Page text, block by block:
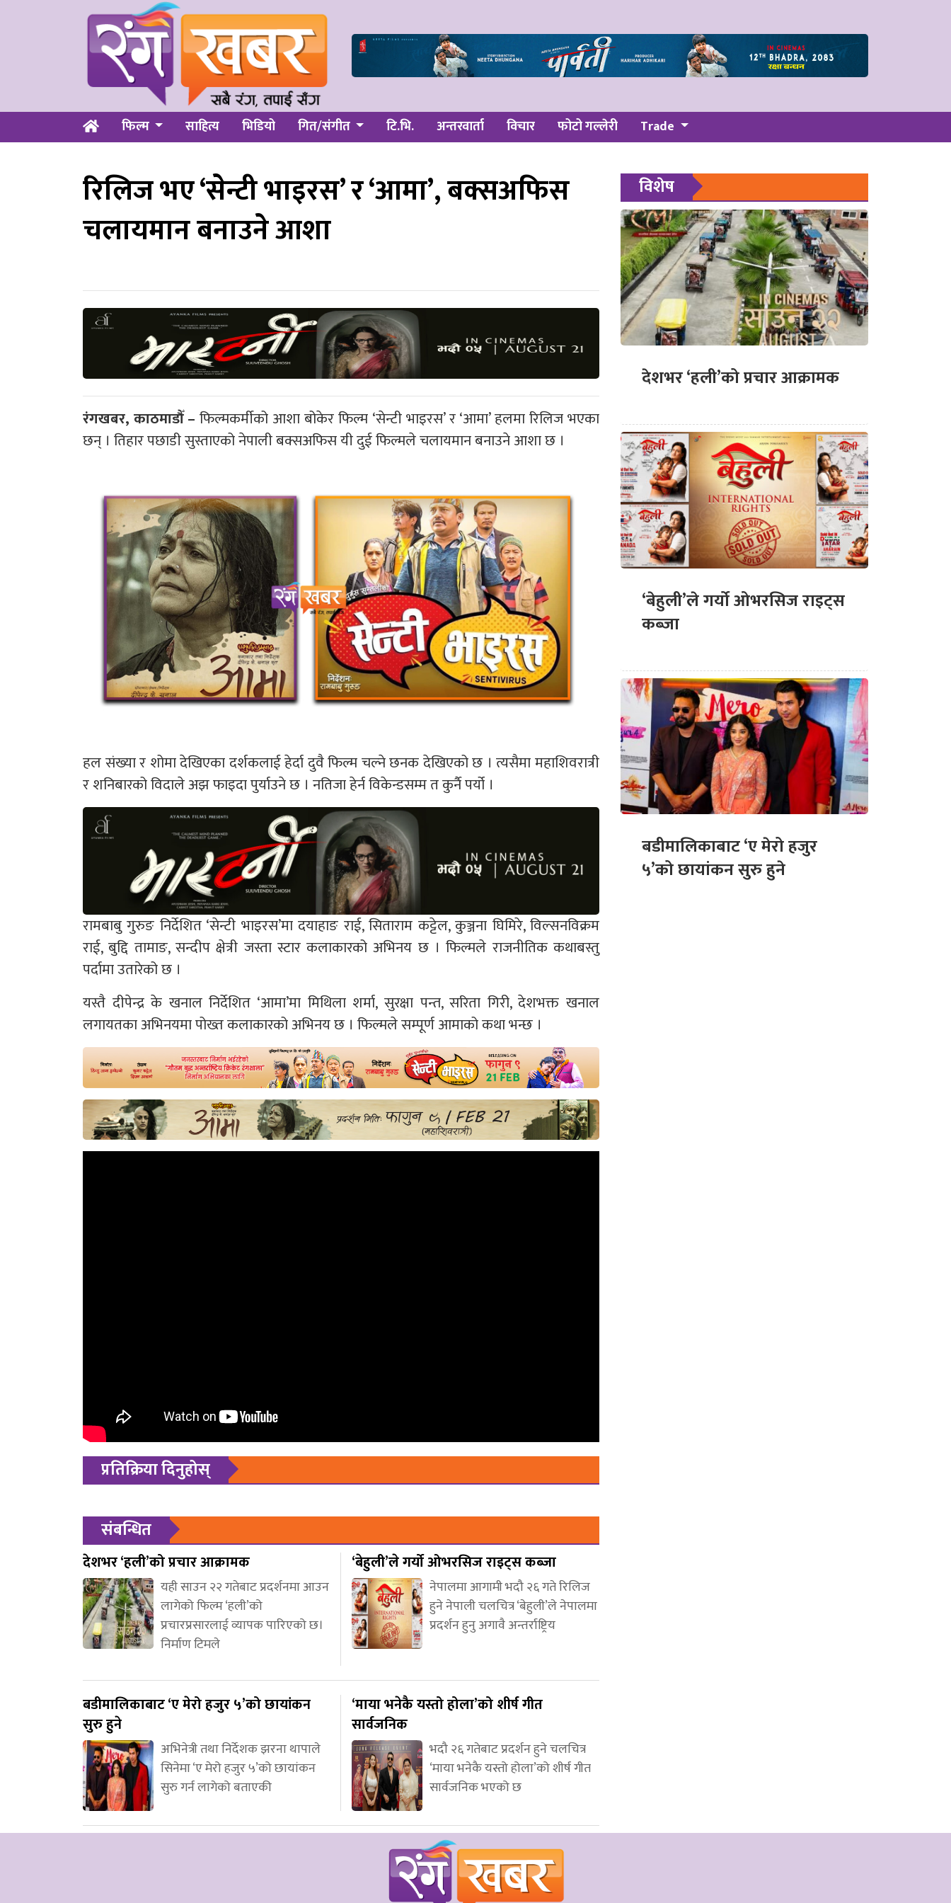
फिल्म साहित्य भिडियो गित/संगीत टि.भि. अन्तरवार्ता विचार फोटो गल्लेरी Trade
रिलिज भए ‘सेन्टी भाइरस’ र ‘आमा’, बक्सअफिस
चलायमान बनाउने आशा
रंगखबर, काठमाडौँ – फिल्मकर्मीको आशा बोकेर फिल्म ‘सेन्टी भाइरस’ र ‘आमा’ हलमा रिलिज भएका
छन् । तिहार पछाडी सुस्ताएको नेपाली बक्सअफिस यी दुई फिल्मले चलायमान बनाउने आशा छ ।
हल संख्या र शोमा देखिएका दर्शकलाई हेर्दा दुवै फिल्म चल्ने छनक देखिएको छ । त्यसैमा महाशिवरात्री
र शनिबारको विदाले अझ फाइदा पुर्याउने छ । नतिजा हेर्न विकेन्डसम्म त कुर्नै पर्यो ।
रामबाबु गुरुङ निर्देशित ‘सेन्टी भाइरस’मा दयाहाङ राई, सिताराम कट्टेल, कुञ्जना घिमिरे, विल्सनविक्रम
राई, बुद्दि तामाङ, सन्दीप क्षेत्री जस्ता स्टार कलाकारको अभिनय छ । फिल्मले राजनीतिक कथाबस्तु
पर्दामा उतारेको छ ।
यस्तै दीपेन्द्र के खनाल निर्देशित ‘आमा’मा मिथिला शर्मा, सुरक्षा पन्त, सरिता गिरी, देशभक्त खनाल
लगायतका अभिनयमा पोख्त कलाकारको अभिनय छ । फिल्मले सम्पूर्ण आमाको कथा भन्छ ।
प्रतिक्रिया दिनुहोस्
संबन्धित
देशभर ‘हली’को प्रचार आक्रामक
यही साउन २२ गतेबाट प्रदर्शनमा आउन
लागेको फिल्म ‘हली’को
प्रचारप्रसारलाई व्यापक पारिएको छ।
निर्माण टिमले
‘बेहुली’ले गर्यो ओभरसिज राइट्स कब्जा
नेपालमा आगामी भदौ २६ गते रिलिज
हुने नेपाली चलचित्र ‘बेहुली’ले नेपालमा
प्रदर्शन हुनु अगावै अन्तर्राष्ट्रिय
बडीमालिकाबाट ‘ए मेरो हजुर ५’को छायांकन
सुरु हुने
अभिनेत्री तथा निर्देशक झरना थापाले
सिनेमा ‘ए मेरो हजुर ५’को छायांकन
सुरु गर्न लागेको बताएकी
‘माया भनेकै यस्तो होला’को शीर्ष गीत
सार्वजनिक
भदौ २६ गतेबाट प्रदर्शन हुने चलचित्र
‘माया भनेकै यस्तो होला’को शीर्ष गीत
सार्वजनिक भएको छ
विशेष
देशभर ‘हली’को प्रचार आक्रामक
‘बेहुली’ले गर्यो ओभरसिज राइट्स
कब्जा
बडीमालिकाबाट ‘ए मेरो हजुर
५’को छायांकन सुरु हुने